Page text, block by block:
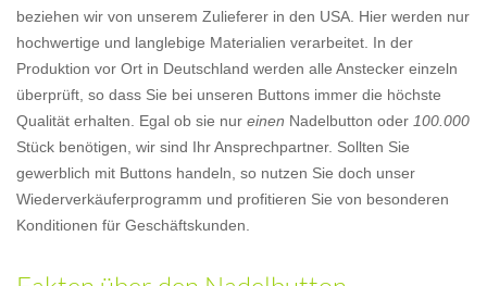
beziehen wir von unserem Zulieferer in den USA. Hier werden nur
hochwertige und langlebige Materialien verarbeitet. In der
Produktion vor Ort in Deutschland werden alle Anstecker einzeln
überprüft, so dass Sie bei unseren Buttons immer die höchste
Qualität erhalten. Egal ob sie nur einen Nadelbutton oder 100.000
Stück benötigen, wir sind Ihr Ansprechpartner. Sollten Sie
gewerblich mit Buttons handeln, so nutzen Sie doch unser
Wiederverkäuferprogramm und profitieren Sie von besonderen
Konditionen für Geschäftskunden.